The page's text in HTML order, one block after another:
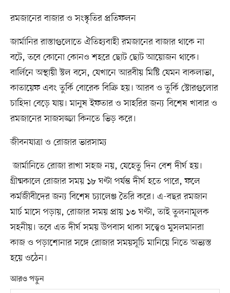
রমজানের বাজার ও সংস্কৃতির প্রতিফলন
জার্মানির রাস্তাগুলোতে ঐতিহ্যবাহী রমজানের বাজার থাকে না
বটে, তবে কোনো কোনও শহরে ছোট ছোট আয়োজন থাকে।
বার্লিনে অস্থায়ী স্টল বসে, যেখানে আরবীয় মিষ্টি যেমন বাকলাভা,
কাতায়েফ এবং তুর্কি বোরেক বিক্রি হয়। আরব ও তুর্কি স্টোরগুলোর
চাহিদা বেড়ে যায়। মানুষ ইফতার ও সাহরির জন্য বিশেষ খাবার ও
রমজানের সাজসজ্জা কিনতে ভিড় করে।
জীবনযাত্রা ও রোজার ভারসাম্য
জার্মানিতে রোজা রাখা সহজ নয়, যেহেতু দিন বেশ দীর্ঘ হয়।
গ্রীষ্মকালে রোজার সময় ১৮ ঘণ্টা পর্যন্ত দীর্ঘ হতে পারে, ফলে
কর্মজীবীদের জন্য বিশেষ চ্যালেঞ্জ তৈরি করে। এ-বছর রমজান
মার্চ মাসে পড়ায়, রোজার সময় প্রায় ১৩ ঘণ্টা, তাই তুলনামূলক
সহনীয়। তবে এত দীর্ঘ সময় উপবাস থাকা সত্ত্বেও মুসলমানরা
কাজ ও পড়াশোনার সঙ্গে রোজার সময়সূচি মানিয়ে নিতে অভ্যস্ত
হয়ে ওঠেন।
আরও পড়ুন